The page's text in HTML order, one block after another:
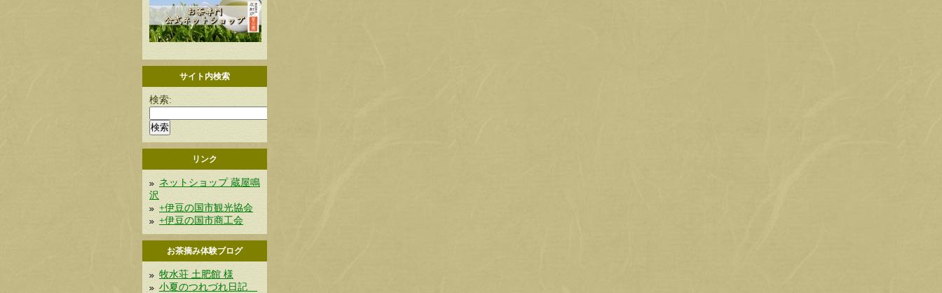
サイト内検索
検索:
リンク
ネットショップ 蔵屋鳴
沢
+伊豆の国市観光協会
+伊豆の国市商工会
お茶摘み体験ブログ
牧水荘 土肥館 様
小夏のつれづれ日記